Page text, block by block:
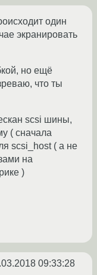
один
экранировать
но ещё
что ты
scsi шины,
( сначала
scsi_host ( а не
на
)
09:33:28